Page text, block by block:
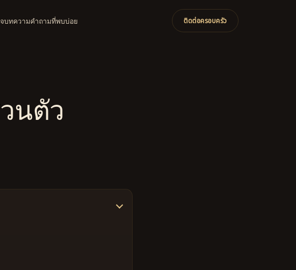
บทความคำถามที่พบบ่อย ติดต่อครอบครัว
นตัว